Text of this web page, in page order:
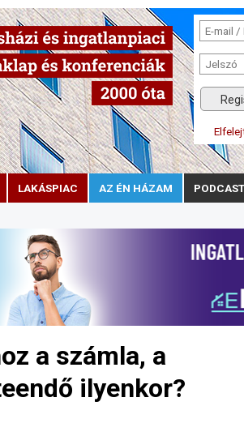
LAKÁSPIAC AZ ÉN HÁZAM PODCAST
a számla, a
ilyenkor?